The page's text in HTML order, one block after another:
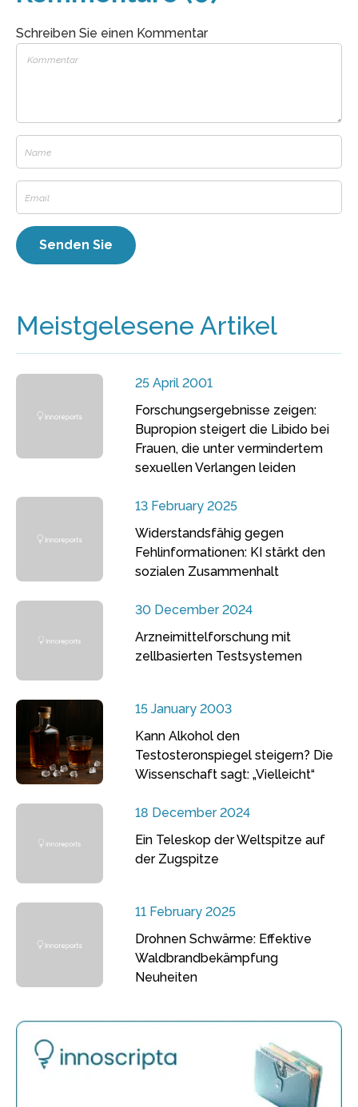
Schreiben Sie einen Kommentar
Meistgelesene Artikel
25 April 2001
Forschungsergebnisse zeigen:
Bupropion steigert die Libido bei
Frauen, die unter vermindertem
sexuellen Verlangen leiden
13 February 2025
Widerstandsfähig gegen
Fehlinformationen: KI stärkt den
sozialen Zusammenhalt
30 December 2024
Arzneimittelforschung mit
zellbasierten Testsystemen
15 January 2003
Kann Alkohol den
Testosteronspiegel steigern? Die
Wissenschaft sagt: „Vielleicht“
18 December 2024
Ein Teleskop der Weltspitze auf
der Zugspitze
11 February 2025
Drohnen Schwärme: Effektive
Waldbrandbekämpfung
Neuheiten